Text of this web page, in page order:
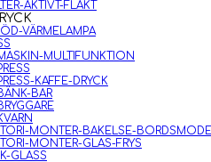
AKTIVT-FLÄKT
VÄRMELAMPA
MULTIFUNKTION
KAFFE-DRYCK
BAR
MONTER-BAKELSE-
MONTER-GLAS-FRYS
GLASS